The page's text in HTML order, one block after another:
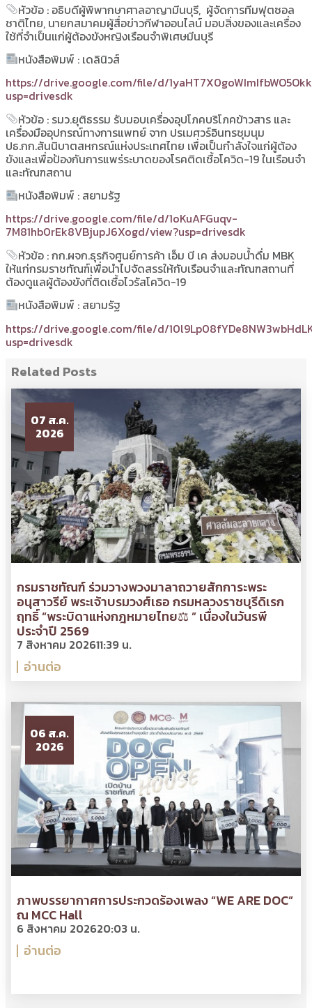
หัวข้อ : อธิบดีผู้พิพากษาศาลอาญามีนบุรี, ผู้จัดการทีมฟุตซอล
ชาติไทย, นายกสมาคมผู้สื่อข่าวกีฬาออนไลน์ มอบสิ่งของและเครื่อง
ใช้ที่จำเป็นแก่ผู้ต้องขังหญิงเรือนจำพิเศษมีนบุรี
หนังสือพิมพ์ : เดลินิวส์
https://drive.google.com/file/d/
usp=drivesdk
หัวข้อ : รมว.ยุติธรรม รับมอบเครื่องอุปโภคบริโภคข้าวสาร และ
เครื่องมืออุปกรณ์ทางการแพทย์ จาก ปรเมศวร์อินทรชุมนุม
ปธ.กก.สันนิบาตสหกรณ์แห่งประเทศไทย เพื่อเป็นกำลังใจแก่ผู้ต้อง
ขังและเพื่อป้องกันการแพร่ระบาดของโรคติดเชื้อโควิด-19 ในเรือนจำ
และทัณฑสถาน
หนังสือพิมพ์ : สยามรัฐ
https://drive.google.com/file/d/1oKuAFGuqv-
7M81hb0rEk8VBjupJ6Xogd/view?usp=drivesdk
หัวข้อ : กก.ผจก.ธุรกิจศูนย์การค้า เอ็ม บี เค ส่งมอบน้ำดื่ม MBK
ให้แก่กรมราชทัณฑ์เพื่อนำไปจัดสรรให้กับเรือนจำและทัณฑสถานที่
ต้องดูแลผู้ต้องขังที่ติดเชื้อไวรัสโควิด-19
หนังสือพิมพ์ : สยามรัฐ
https://drive.google.com/file/d/
usp=drivesdk
Related Posts
07 ส.ค.
2026
กรมราชทัณฑ์ ร่วมวางพวงมาลาถวายสักการะพระ
อนุสาวรีย์ พระเจ้าบรมวงศ์เธอ กรมหลวงราชบุรีดิเรก
ฤทธิ์ “พระบิดาแห่งกฎหมายไทย⚖ ” เนื่องในวันรพี
ประจำปี 2569
7 สิงหาคม 202611:39 น.
อ่านต่อ
06 ส.ค.
2026
ภาพบรรยากาศการประกวดร้องเพลง “WE ARE DOC”
ณ MCC Hall
6 สิงหาคม 202620:03 น.
อ่านต่อ